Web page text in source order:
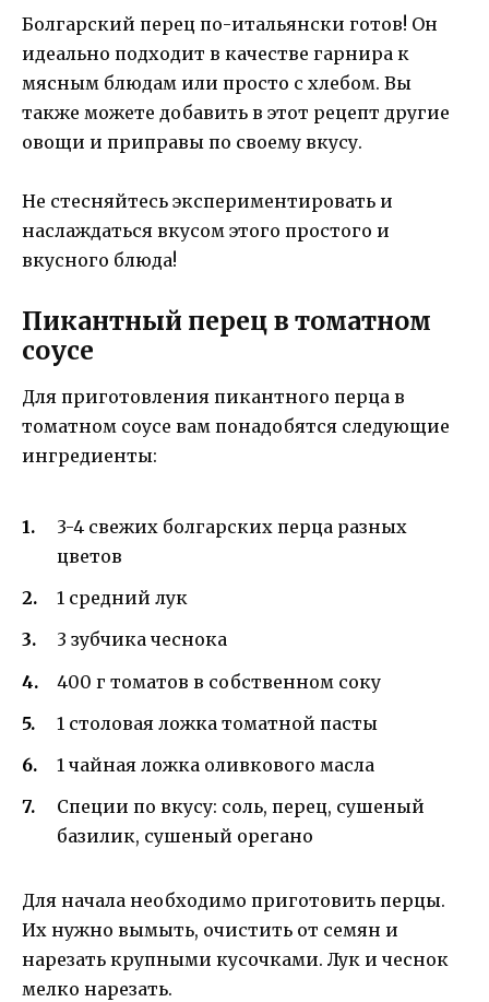
Болгарский перец по-итальянски готов! Он
идеально подходит в качестве гарнира к
мясным блюдам или просто с хлебом. Вы
также можете добавить в этот рецепт другие
овощи и приправы по своему вкусу.
Не стесняйтесь экспериментировать и
наслаждаться вкусом этого простого и
вкусного блюда!
Пикантный перец в томатном
соусе
Для приготовления пикантного перца в
томатном соусе вам понадобятся следующие
ингредиенты:
3-4 свежих болгарских перца разных
цветов
1 средний лук
3 зубчика чеснока
400 г томатов в собственном соку
1 столовая ложка томатной пасты
1 чайная ложка оливкового масла
Специи по вкусу: соль, перец, сушеный
базилик, сушеный орегано
Для начала необходимо приготовить перцы.
Их нужно вымыть, очистить от семян и
нарезать крупными кусочками. Лук и чеснок
мелко нарезать.